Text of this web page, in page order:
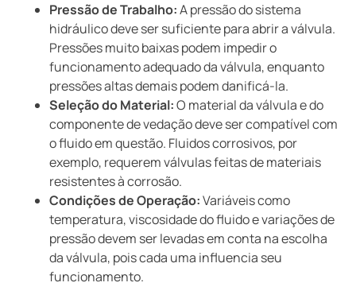
Pressão de Trabalho:A pressão do sistema
hidráulico deve ser suficiente para abrir a válvula.
Pressões muito baixas podem impedir o
funcionamento adequado da válvula, enquanto
pressões altas demais podem danificá-la.
Seleção do Material:O material da válvula e do
componente de vedação deve ser compatível com
o fluido em questão. Fluidos corrosivos, por
exemplo, requerem válvulas feitas de materiais
resistentes à corrosão.
Condições de Operação:Variáveis como
temperatura, viscosidade do fluido e variações de
pressão devem ser levadas em conta na escolha
da válvula, pois cada uma influencia seu
funcionamento.